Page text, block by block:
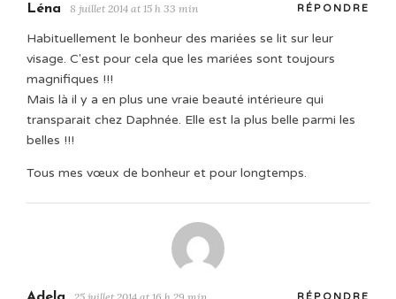
Léna 8 juillet 2014 at 15 h 33 min RÉPONDRE
Habituellement le bonheur des mariées se lit sur leur
visage. C'est pour cela que les mariées sont toujours
magnifiques !!!
Mais là il y a en plus une vraie beauté intérieure qui
transparait chez Daphnée. Elle est la plus belle parmi les
belles !!!
Tous mes vœux de bonheur et pour longtemps.